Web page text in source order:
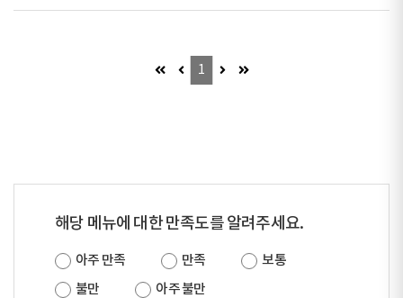
첫 페이지 (이동불가)
이전 페이지 (이동불가)
1 다음 페이지 (이동불가)
마지막 페이지 (이동불가)
해당 메뉴에 대한 만족도를 알려주세요.
아주 만족 만족
보통
불만
아주 불만